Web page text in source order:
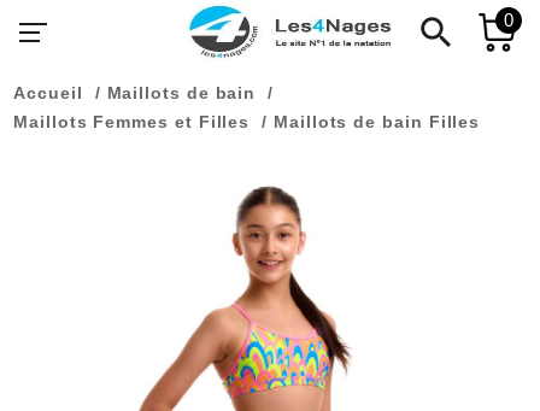
search 0
Accueil
Maillots de bain
Maillots Femmes et Filles
Maillots de bain Filles